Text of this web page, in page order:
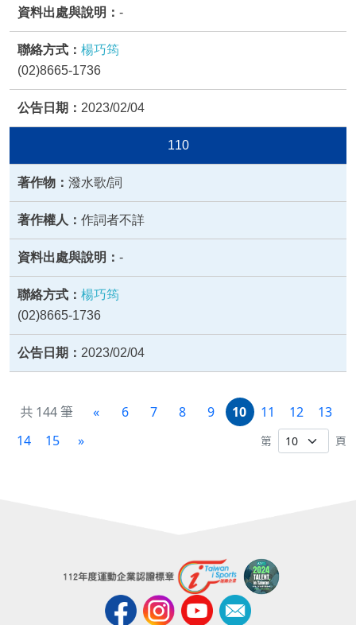
-
楊巧筠
(02)8665-1736
2023/02/04
110
潑水歌/詞
作詞者不詳
-
楊巧筠
(02)8665-1736
2023/02/04
共 144 筆 « 6 7 8 9 10 11 12
13
14
15 » 第 頁